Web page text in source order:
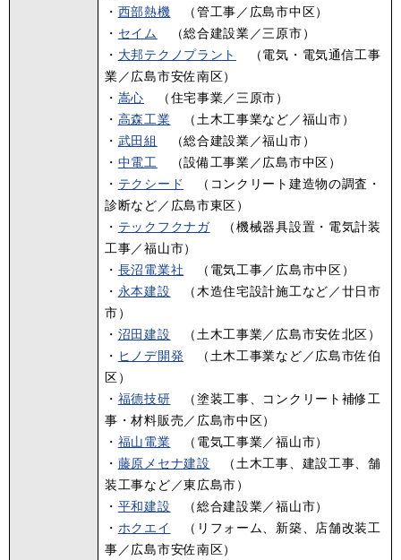
・ 西部熱機 （管工事／広島市中区）
・ セイム （総合建設業／三原市）
・ 大邦テクノプラント
（電気・電気通信工事
業／広島市安佐南区）
・ 嵩心 （住宅事業／三原市）
・ 高森工業 （土木工事業など／福山市）
・ 武田組
（総合建設業／福山市）
・ 中電工 （設備工事業／広島市中区）
・ テクシード
（コンクリート建造物の調査・
診断など／広島市東区）
・ テックフクナガ（機械器具設置・電気計装
工事／福山市）
​・ 長沼電業社 （電気工事／広島市中区）
・ 永本建設 （木造住宅設計施工など／廿日市
市）
・ 沼田建設 （土木工事業／広島市安佐北区）
・ ヒノデ開発 （土木工事業など／広島市佐伯
区）
・ 福德技研 （塗装工事、コンクリート補修工
事・材料販売／広島市中区）
・ 福山電業 （電気工事業／福山市）
・ 藤原メセナ建設 （土木工事、建設工事、舗
装工事など／東広島市）
・ 平和建設 （総合建設業／福山市）
・ ホクエイ
（リフォーム、新築、店舗改装工
事／広島市安佐南区）